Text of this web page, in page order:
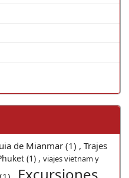
de Mianmar (1) , Trajes
(1) , viajes vietnam y
Excursiones